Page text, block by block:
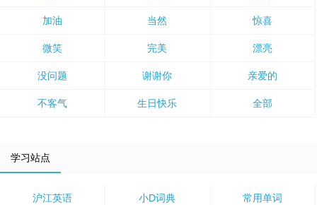
加油 当然 惊喜
微笑 完美 漂亮
没问题 谢谢你 亲爱的
不客气 生日快乐 全部
学习站点
沪江英语 小D词典 常用单词